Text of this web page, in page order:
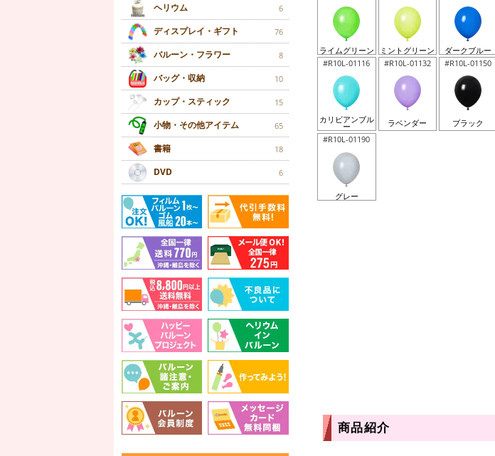
ヘリウム 6
ディスプレイ・ギフト 76
バルーン・フラワー 8
バッグ・収納 10
カップ・スティック 15
小物・その他アイテム 65
書籍 18
DVD 6
ライムグリーン ミントグリーン ダークブルー
#R10L-01116
カリビアンブル
ー
#R10L-01132
ラベンダー
#R10L-01150
ブラック
#R10L-01190
グレー
商品紹介